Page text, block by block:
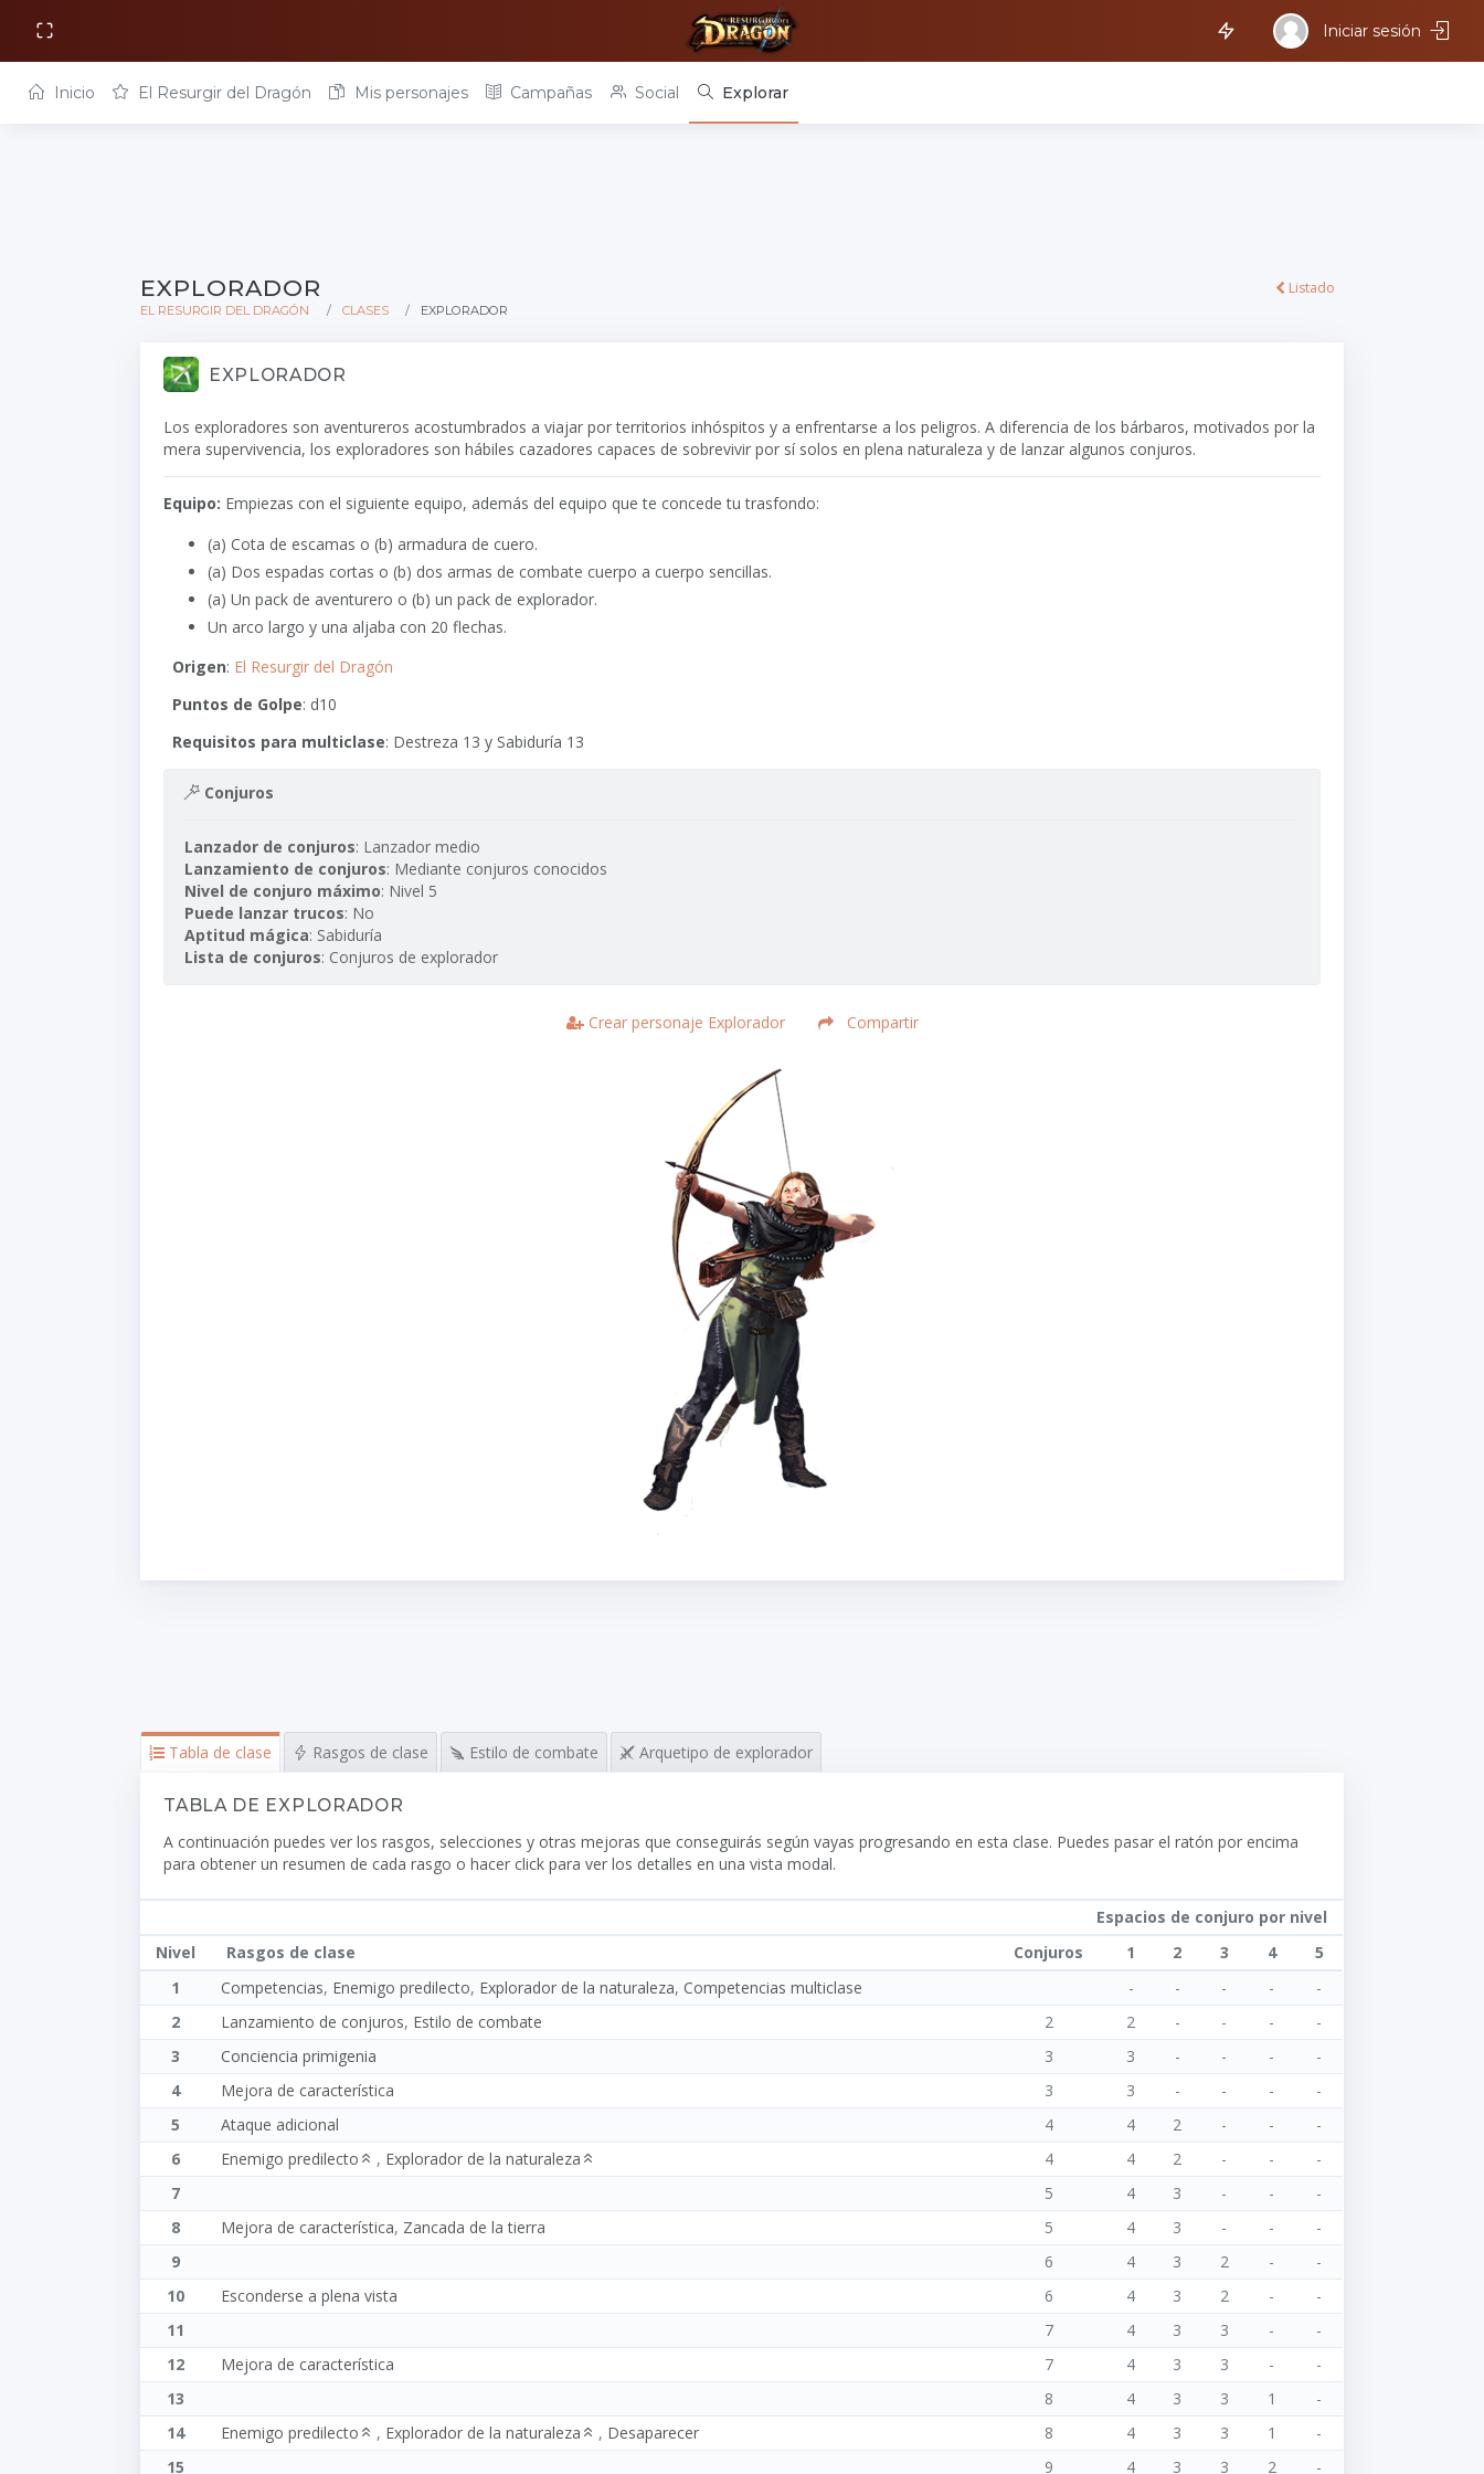
Iniciar sesión
Inicio El Resurgir del Dragón Mis personajes Campañas Social Explorar
EXPLORADOR
EL RESURGIR DEL DRAGÓN CLASES EXPLORADOR
Listado
EXPLORADOR
Los exploradores son aventureros acostumbrados a viajar por territorios inhóspitos y a enfrentarse a los peligros. A diferencia de los bárbaros, motivados por la
mera supervivencia, los exploradores son hábiles cazadores capaces de sobrevivir por sí solos en plena naturaleza y de lanzar algunos conjuros.
Equipo: Empiezas con el siguiente equipo, además del equipo que te concede tu trasfondo:
(a) Cota de escamas o (b) armadura de cuero.
(a) Dos espadas cortas o (b) dos armas de combate cuerpo a cuerpo sencillas.
(a) Un pack de aventurero o (b) un pack de explorador.
Un arco largo y una aljaba con 20 flechas.
Origen: El Resurgir del Dragón
Puntos de Golpe: d10
Requisitos para multiclase: Destreza 13 y Sabiduría 13
Conjuros
Lanzador de conjuros: Lanzador medio
Lanzamiento de conjuros: Mediante conjuros conocidos
Nivel de conjuro máximo: Nivel 5
Puede lanzar trucos: No
Aptitud mágica: Sabiduría
Lista de conjuros: Conjuros de explorador
Crear personaje Explorador Compartir
Tabla de clase Rasgos de clase Estilo de combate Arquetipo de explorador
TABLA DE EXPLORADOR
A continuación puedes ver los rasgos, selecciones y otras mejoras que conseguirás según vayas progresando en esta clase. Puedes pasar el ratón por encima
para obtener un resumen de cada rasgo o hacer click para ver los detalles en una vista modal.
Espacios de conjuro por nivel
Nivel
Rasgos de clase Conjuros 1 2 3 4
5
1
Competencias, Enemigo predilecto, Explorador de la naturaleza, Competencias multiclase - - - -
-
2
Lanzamiento de conjuros, Estilo de combate 2 2 - - -
-
3
Conciencia primigenia 3 3 - - -
-
4
Mejora de característica 3 3 - - -
-
5
Ataque adicional 4 4 2 - -
-
6
Enemigo predilecto , Explorador de la naturaleza 4 4 2 - -
-
7
5 4 3 - -
-
8
Mejora de característica, Zancada de la tierra 5 4 3 - -
-
9
6 4 3 2 -
-
10
Esconderse a plena vista 6 4 3 2 -
-
11
7 4 3 3 -
-
12
Mejora de característica 7 4 3 3 -
-
13
8 4 3 3 1
-
14
Enemigo predilecto , Explorador de la naturaleza , Desaparecer 8 4 3 3 1
-
15
9 4 3 3 2
-